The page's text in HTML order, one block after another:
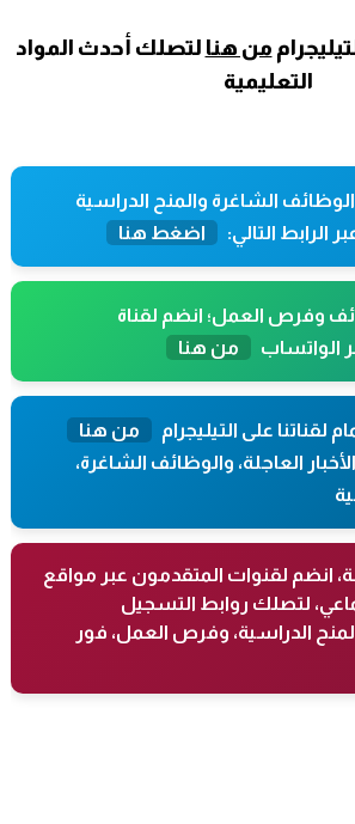
من هنا لتصلك أحدث المواد
التعليمية
الشاغرة والمنح الدراسية
التالي:
اضغط هنا
وفرص العمل؛ انضم لقناة
الواتساب
من هنا
لقناتنا على التيليجرام
من هنا
العاجلة، والوظائف الشاغرة،
انضم لقنوات المتقدمون عبر مواقع
لتصلك روابط التسجيل
الدراسية، وفرص العمل، فور